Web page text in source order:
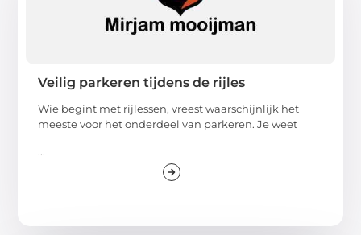
Veilig parkeren tijdens de rijles
Wie begint met rijlessen, vreest waarschijnlijk het
meeste voor het onderdeel van parkeren. Je weet
...